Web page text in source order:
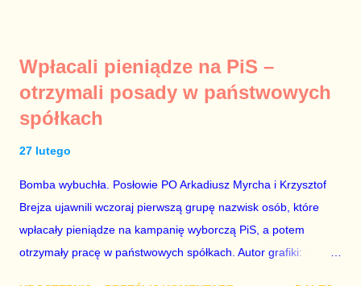
o seksaferze z udziałem prominentnego polityka partii
rządzącej i – przynajmniej formalnie – drugiej osoby w
państwie, sprawy prywatne nie tylko stają się publiczne, ale też
całego państwa. Zastrzeżenie „jeśli są prawdziwe” jest
konieczne, ponieważ mamy do czynienia z medium o
wyjątkowo wątpliwej reputacji, ale mimo upływu czasu,
informacje nie zostały w żaden sposób zdementowane, a
oskarżany polityk milczy. Tygod...
Wpłacali pieniądze na PiS –
otrzymali posady w państwowych
spółkach
27 lutego
Bomba wybuchła. Posłowie PO Arkadiusz Myrcha i Krzysztof
Brejza ujawnili wczoraj pierwszą grupę nazwisk osób, które
wpłacały pieniądze na kampanię wyborczą PiS, a potem
otrzymały pracę w państwowych spółkach. Autor grafiki: